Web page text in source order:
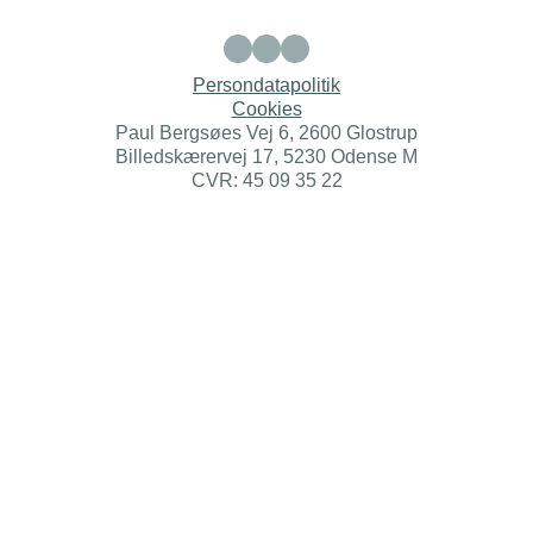
Persondatapolitik
Cookies
Paul Bergsøes Vej 6, 2600 Glostrup
Billedskærervej 17, 5230 Odense M
CVR: 45 09 35 22